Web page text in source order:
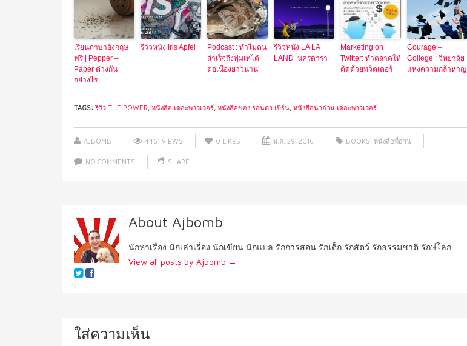
เรียนภาษาอังกฤษ
ฟรี | Pepper –
Paper ต่างกัน
อย่างไร
รีวิวหนัง Iris Apfel
Podcast : ทำไมคน
สำเร็จถึงทุ่มเทได้
ต่อเนื่องยาวนาน
รีวิวหนัง LA LA
LAND นครดารา
Marketing on
Twitter: ทำตลาดให้
ติดด้วยทวิตเตอร์
Courage –
College : วิทยาลัย
แห่งความกล้าหาญ
TAGS: รีวิว THE POWER, หนังสือ เดอะพาวเวอร์, หนังสือของ รอนดา เบิร์น, หนังสือน่าอ่าน เดอะพาวเวอร์
AJBOMB 4461 VIEWS 0 LIKES ม.ค. 29, 2016 BOOKS หนังสือที่อ่าน
NO COMMENTS SHARE
About Ajbomb
นักหาเรื่อง นักเล่าเรื่อง นักเขียน นักแปล รักการสอน รักเด็ก รักสัตว์ รักธรรมชาติ รักษ์โลก
View all posts by Ajbomb →
ใส่ความเห็น